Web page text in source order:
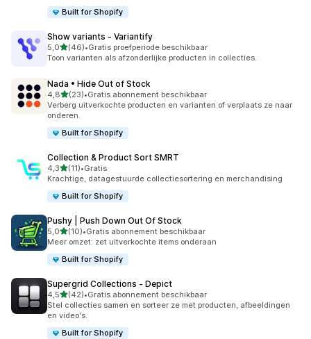
Built for Shopify
Show variants ‑ Variantify
5,0van 5 sterren
(46)
46 recensies in totaal
•Gratis proefperiode beschikbaar
Toon varianten als afzonderlijke producten in collecties.
Nada • Hide Out of Stock
4,8van 5 sterren
(23)
23 recensies in totaal
•Gratis abonnement beschikbaar
Verberg uitverkochte producten en varianten of verplaats ze naar
onderen.
Built for Shopify
Collection & Product Sort SMRT
4,3van 5 sterren
(11)
11 recensies in totaal
•Gratis
Krachtige, datagestuurde collectiesortering en merchandising
Built for Shopify
Pushy | Push Down Out Of Stock
5,0van 5 sterren
(10)
10 recensies in totaal
•Gratis abonnement beschikbaar
Meer omzet: zet uitverkochte items onderaan
Built for Shopify
Supergrid Collections ‑ Depict
4,5van 5 sterren
(42)
42 recensies in totaal
•Gratis abonnement beschikbaar
Stel collecties samen en sorteer ze met producten, afbeeldingen
en video's.
Built for Shopify